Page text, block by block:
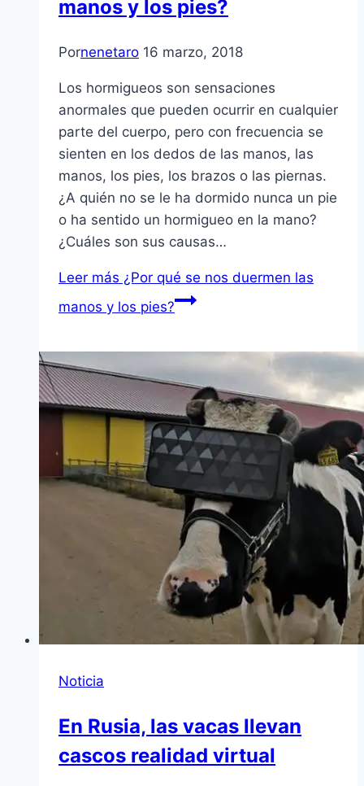
manos y los pies?
Pornenetaro 16 marzo, 2018
Los hormigueos son sensaciones
anormales que pueden ocurrir en cualquier
parte del cuerpo, pero con frecuencia se
sienten en los dedos de las manos, las
manos, los pies, los brazos o las piernas.
¿A quién no se le ha dormido nunca un pie
o ha sentido un hormigueo en la mano?
¿Cuáles son sus causas…
Leer más ¿Por qué se nos duermen las
manos y los pies?
Noticia
En Rusia, las vacas llevan
cascos realidad virtual